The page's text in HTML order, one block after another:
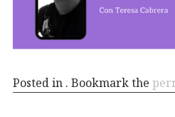
Posted in . Bookmark the